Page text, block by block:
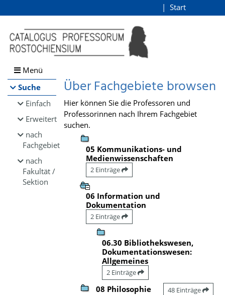
Browsen
direkt zum Inhalt
Start
Menü
Suche
Einfach
Erweitert
nach
Fachgebiet
nach
Fakultät /
Sektion
Über Fachgebiete browsen
Hier können Sie die Professoren und
Professorinnen nach Ihrem Fachgebiet
suchen.
05 Kommunikations- und
Medienwissenschaften
2 Einträge
06 Information und
Dokumentation
2 Einträge
06.30 Bibliothekswesen,
Dokumentationswesen:
Allgemeines
2 Einträge
08 Philosophie 48 Einträge